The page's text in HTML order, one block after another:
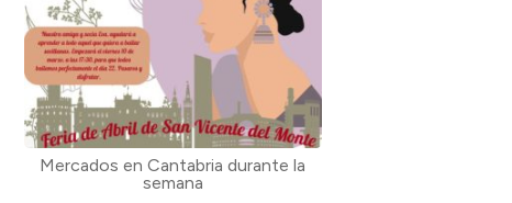
Mercados en Cantabria durante la
semana